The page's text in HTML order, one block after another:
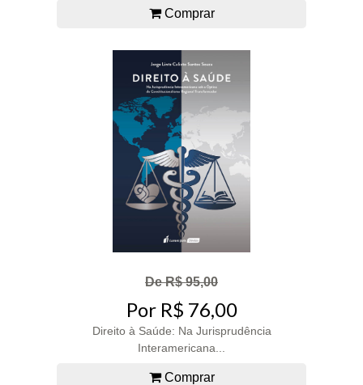
Comprar
De R$ 95,00
Por R$ 76,00
Direito à Saúde: Na Jurisprudência
Interamericana...
Comprar